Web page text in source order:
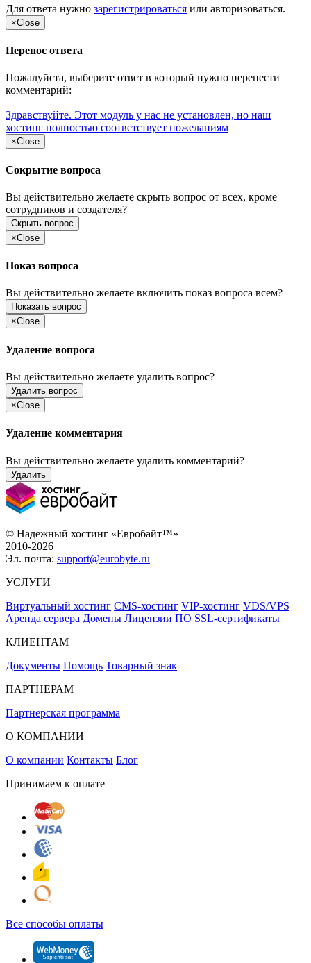
Для ответа нужно зарегистрироваться или авторизоваться.
×Close
Перенос ответа
Пожалуйста, выберите ответ в который нужно перенести
комментарий:
Здравствуйте. Этот модуль у нас не установлен, но наш
хостинг полностью соответствует пожеланиям
×Close
Сокрытие вопроса
Вы действительно желаете скрыть вопрос от всех, кроме
сотрудников и создателя?
Скрыть вопрос
×Close
Показ вопроса
Вы действительно желаете включить показ вопроса всем?
Показать вопрос
×Close
Удаление вопроса
Вы действительно желаете удалить вопрос?
Удалить вопрос
×Close
Удаление комментария
Вы действительно желаете удалить комментарий?
Удалить
© Надежный хостинг «Евробайт™»
2010-2026
Эл. почта: support@eurobyte.ru
УСЛУГИ
Виртуальный хостинг CMS-хостинг VIP-хостинг VDS/VPS
Аренда сервера Домены Лицензии ПО SSL-сертификаты
КЛИЕНТАМ
Документы Помощь Товарный знак
ПАРТНЕРАМ
Партнерская программа
О КОМПАНИИ
О компании Контакты Блог
Принимаем к оплате
Все способы оплаты